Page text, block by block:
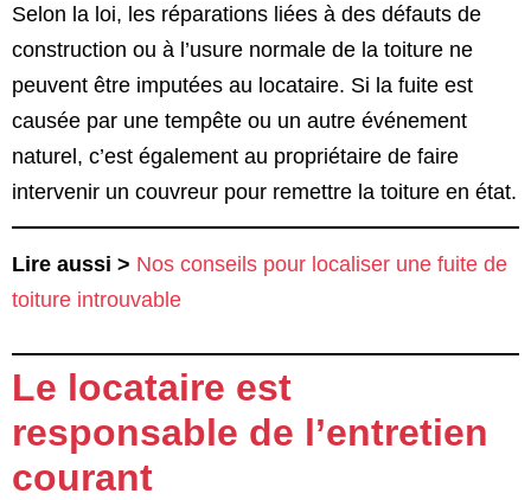
Selon la loi, les réparations liées à des défauts de
construction ou à l’usure normale de la toiture ne
peuvent être imputées au locataire. Si la fuite est
causée par une tempête ou un autre événement
naturel, c’est également au propriétaire de faire
intervenir un couvreur pour remettre la toiture en état​.
Lire aussi > Nos conseils pour localiser une fuite de
toiture introuvable
Le locataire est
responsable de l’entretien
courant